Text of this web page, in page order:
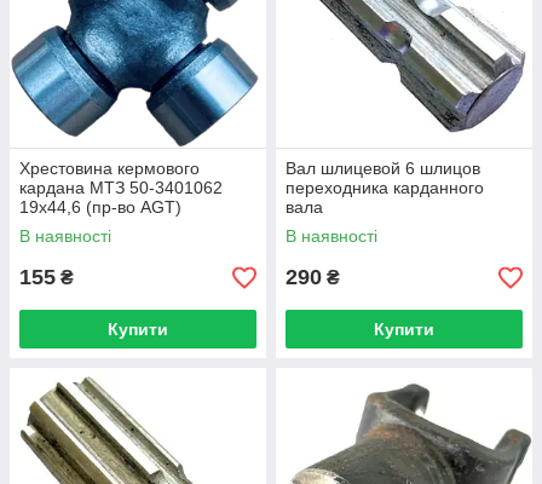
Хрестовина кермового
кардана МТЗ 50-3401062
19х44,6 (пр-во AGT)
В наявності
155 ₴
Купити
Вал шлицевой 6 шлицов
переходника карданного
вала
В наявності
290 ₴
Купити